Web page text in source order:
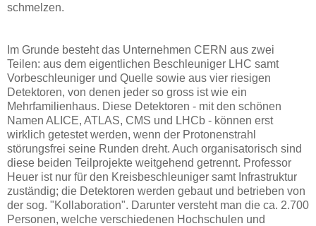
schmelzen.
Im Grunde besteht das Unternehmen CERN aus zwei
Teilen: aus dem eigentlichen Beschleuniger LHC samt
Vorbeschleuniger und Quelle sowie aus vier riesigen
Detektoren, von denen jeder so gross ist wie ein
Mehrfamilienhaus. Diese Detektoren - mit den schönen
Namen ALICE, ATLAS, CMS und LHCb - können erst
wirklich getestet werden, wenn der Protonenstrahl
störungsfrei seine Runden dreht. Auch organisatorisch sind
diese beiden Teilprojekte weitgehend getrennt. Professor
Heuer ist nur für den Kreisbeschleuniger samt Infrastruktur
zuständig; die Detektoren werden gebaut und betrieben von
der sog. "Kollaboration". Darunter versteht man die ca. 2.700
Personen, welche verschiedenen Hochschulen und